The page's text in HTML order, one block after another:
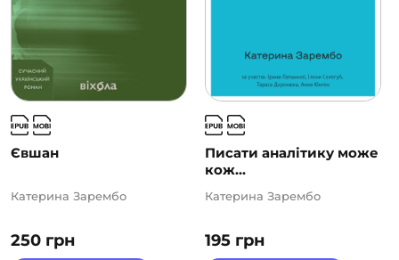
Євшан
250 грн
Катерина Зарембо
Писати аналітику може
кож...
195 грн
Катерина Зарембо